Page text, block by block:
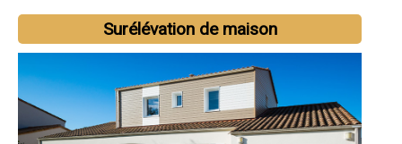
Surélévation de maison